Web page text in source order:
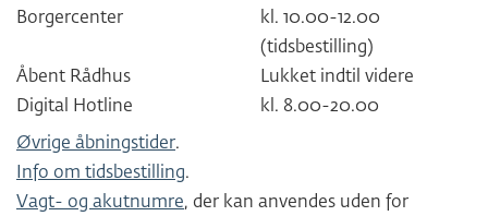
Borgercenter
kl. 10.00-12.00
(tidsbestilling)
Åbent Rådhus
Lukket indtil videre
Digital Hotline
kl. 8.00-20.00
Øvrige åbningstider.
Info om tidsbestilling.
Vagt- og akutnumre, der kan anvendes uden for